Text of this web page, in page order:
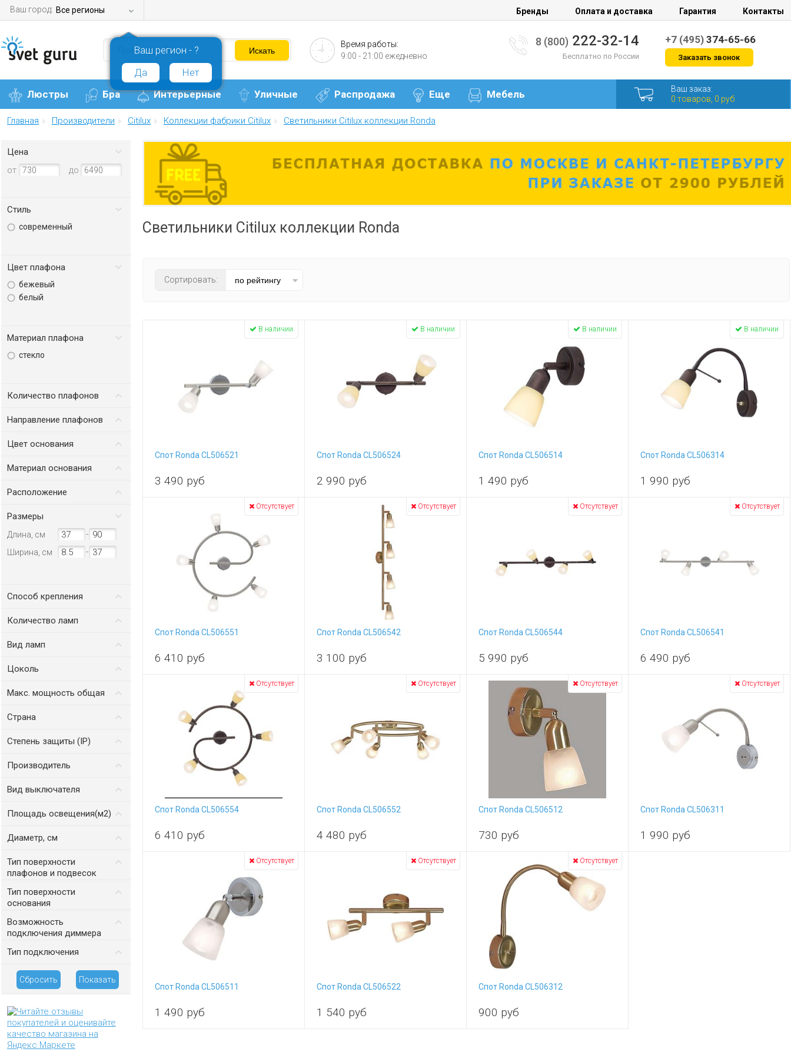
Ваш город: Все регионы
Ваш регион - ?
Да
Нет
Бренды Оплата и доставка Гарантия Контакты
Время работы:
9:00 - 21:00 ежедневно
8 (800) 222-32-14
Бесплатно по России
+7 (495)374-65-66
Заказать звонок
Люстры Бра Интерьерные Уличные Распродажа Еще Мебель
Ваш заказ:
0 товаров, 0 руб
Главная Производители Citilux Коллекции фабрики Citilux Светильники Citilux коллекции Ronda
Цена
от
до
Стиль
современный
Цвет плафона
бежевый
белый
Материал плафона
стекло
Количество плафонов
Направление плафонов
вниз
Цвет основания
золото
хром
Материал основания
Расположение
кафе
кухня
Размеры
Длина, см -
Ширина, см -
Способ крепления
Количество ламп
Вид ламп
Цоколь
Макс. мощность общая
Страна
Степень защиты (IP)
Производитель
Вид выключателя
Площадь освещения(м2)
Диаметр, см
Тип поверхности
плафонов и подвесок
матовый
Тип поверхности
основания
матовый
Возможность
подключения диммера
да
Тип подключения
скрытая проводка
Сбросить
Показать
Светильники Citilux коллекции Ronda
Сортировать:
Спот Ronda CL506521
3 490 руб
В наличии
Спот Ronda CL506524
2 990 руб
В наличии
Спот Ronda CL506514
1 490 руб
В наличии
Спот Ronda CL506314
1 990 руб
В наличии
Спот Ronda CL506551
6 410 руб
Отсутствует
Спот Ronda CL506542
3 100 руб
Отсутствует
Спот Ronda CL506544
5 990 руб
Отсутствует
Спот Ronda CL506541
6 490 руб
Отсутствует
Спот Ronda CL506554
6 410 руб
Отсутствует
Спот Ronda CL506552
4 480 руб
Отсутствует
Спот Ronda CL506512
730 руб
Отсутствует
Спот Ronda CL506311
1 990 руб
Отсутствует
Спот Ronda CL506511
1 490 руб
Отсутствует
Спот Ronda CL506522
1 540 руб
Отсутствует
Спот Ronda CL506312
900 руб
Отсутствует